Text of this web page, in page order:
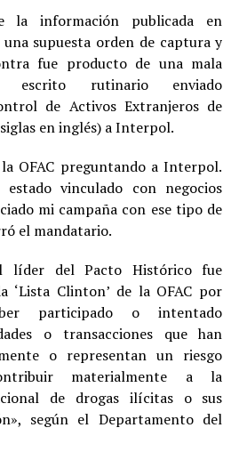
la información publicada en
una supuesta orden de captura y
fue producto de una mala
escrito rutinario enviado
de Activos Extranjeros de
siglas en inglés) a Interpol.
OFAC preguntando a Interpol.
vinculado con negocios
mi campaña con ese tipo de
el mandatario.
líder del Pacto Histórico fue
‘Lista Clinton’ de la OFAC por
participado o intentado
o transacciones que han
o representan un riesgo
materialmente a la
de drogas ilícitas o sus
según el Departamento del